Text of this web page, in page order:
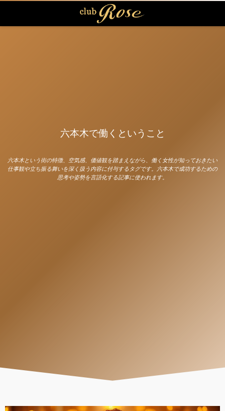
六本木で働くということ
六本木という街の特徴、空気感、価値観を踏まえながら、働く女性が知っておきたい
仕事観や立ち振る舞いを深く扱う内容に付与するタグです。六本木で成功するための
思考や姿勢を言語化する記事に使われます。